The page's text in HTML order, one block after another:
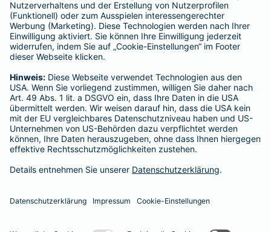
Für Lebens- und Sachversicherungen:
Verein Versicherungsombudsmann eV,
Postfach 080632, 10006 Berlin
Für private Krankenversicherungen:
Ombudsmann für private Kranken- / Pflege-Versicherungen,
Postfach 060222, 10052 Berlin
Impressum
Barmenia Versicherung - Marco Müller
Philippsburger Str. 11b
Tel. 0176 72574376